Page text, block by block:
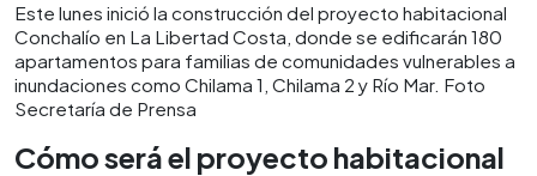
Este lunes inició la construcción del proyecto habitacional
Conchalío en La Libertad Costa, donde se edificarán 180
apartamentos para familias de comunidades vulnerables a
inundaciones como Chilama 1, Chilama 2 y Río Mar. Foto
Secretaría de Prensa
Cómo será el proyecto habitacional